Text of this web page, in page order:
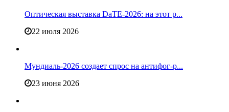
Оптическая выставка DaTE-2026: на этот р...
22 июля 2026
Мундиаль-2026 создает спрос на антифог-р...
23 июня 2026